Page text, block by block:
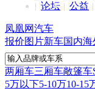
论坛
公益
凤凰网汽车
报价图片新车国内海
两厢车三厢车敞篷车
5万以下5-10万10-15